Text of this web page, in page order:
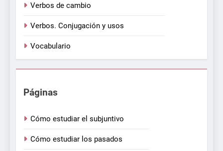
Verbos de cambio
Verbos. Conjugación y usos
Vocabulario
Páginas
Cómo estudiar el subjuntivo
Cómo estudiar los pasados